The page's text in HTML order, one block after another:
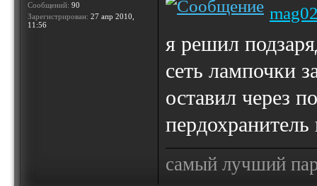
Сообщений: 90
Зарегистрирован: 27 апр 2010,
11:56
я решил
сеть лампочки
оставил через
пердохранитель
самый лучший